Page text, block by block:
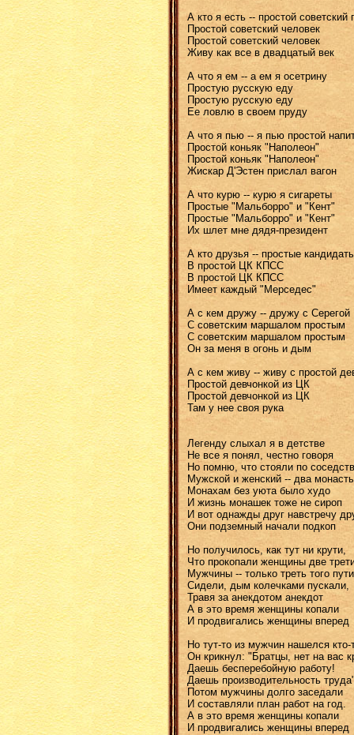
А кто я есть -- простой советский
Простой советский человек
Простой советский человек
Живу как все в двадцатый век
А что я ем -- а ем я осетрину
Простую русскую еду
Простую русскую еду
Ее ловлю в своем пруду
А что я пью -- я пью простой
Простой коньяк "Наполеон"
Простой коньяк "Наполеон"
Жискар Д'Эстен прислал вагон
А что курю -- курю я сигареты
Простые "Мальборро" и "Кент"
Простые "Мальборро" и "Кент"
Их шлет мне дядя-президент
А кто друзья -- простые
В простой ЦК КПСС
В простой ЦК КПСС
Имеет каждый "Мерседес"
А с кем дружу -- дружу с Серегой
С советским маршалом простым
С советским маршалом простым
Он за меня в огонь и дым
А с кем живу -- живу с простой
Простой девчонкой из ЦК
Простой девчонкой из ЦК
Там у нее своя рука
Легенду слыхал я в детстве
Не все я понял, честно говоря
Но помню, что стояли по
Мужской и женский -- два
Монахам без уюта было худо
И жизнь монашек тоже не сироп
И вот однажды друг навстречу
Они подземный начали подкоп
Но получилось, как тут ни крути,
Что прокопали женщины две
Мужчины -- только треть того
Сидели, дым колечками пускали,
Травя за анекдотом анекдот
А в это время женщины копали
И продвигались женщины вперед
Но тут-то из мужчин нашелся кто-
Он крикнул: "Братцы, нет на вас
Даешь бесперебойную работу!
Даешь производительность
Потом мужчины долго заседали
И составляли план работ на год.
А в это время женщины копали
И продвигались женщины вперед